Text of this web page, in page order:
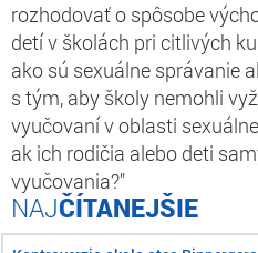
rozhodovať o spôsobe
detí v školách pri citlivých
ako sú sexuálne správanie
s tým, aby školy nemohli
vyučovaní v oblasti
ak ich rodičia alebo deti
vyučovania?"
ČÍTANEJŠIE